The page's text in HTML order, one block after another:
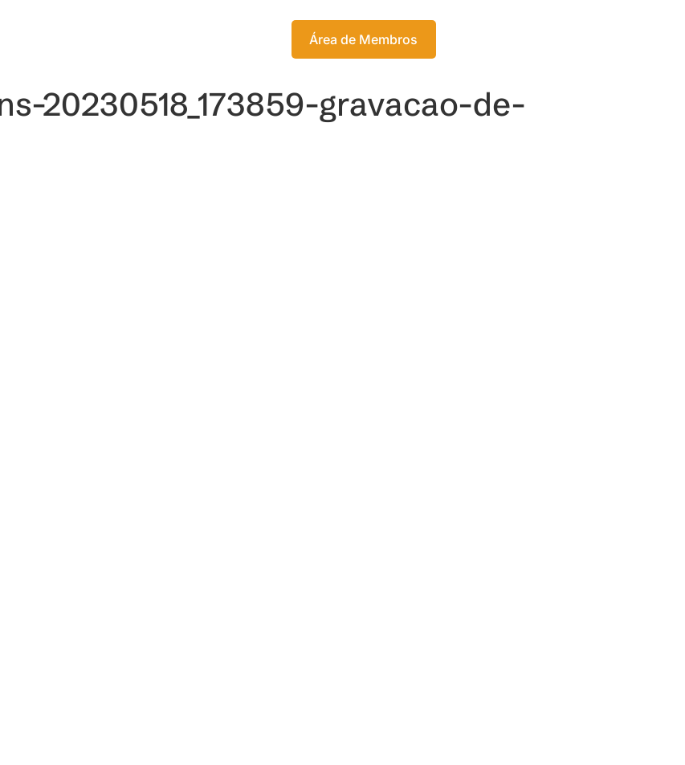
Área de Membros
20230518_173859-gravacao-de-